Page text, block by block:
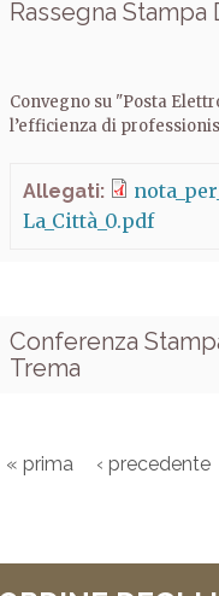
Rassegna
Convegno su "Posta
l’efficienza di
Allegati:
La_Città_0.pdf
Conferenza
Trema
« prima ‹ precedente